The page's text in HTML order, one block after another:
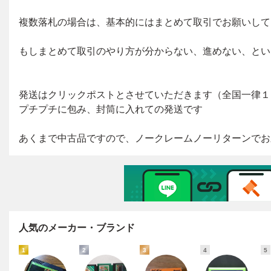
人気のメーカー・ブランド
1 2 3 4 5